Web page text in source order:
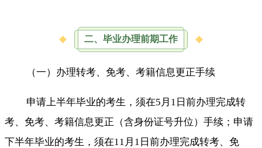
二、毕业办理前期工作
（一）办理转考、免考、考籍信息更正手续
申请上半年毕业的考生，须在5月1日前办理完成转
考、免考、考籍信息更正（含身份证号升位）手续；申请
下半年毕业的考生，须在11月1日前办理完成转考、免